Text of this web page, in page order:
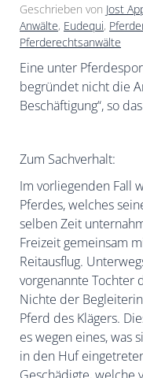
Geschrieben von Jost
Anwälte, Eudequi,
Pferderechtsanwälte
Eine unter
begründet nicht die
Beschäftigung“, so
Zum Sachverhalt:
Im vorliegenden Fall
Pferdes, welches
selben Zeit
Freizeit gemeinsam
Reitausflug.
vorgenannte Tochter
Nichte der
Pferd des Klägers.
es wegen eines, was
in den Huf